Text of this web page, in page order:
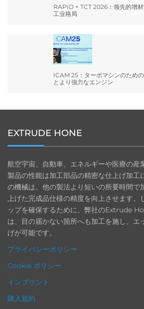
RAPID + TCT 2026：领先的增
工业格局
ICAM 25：ターボマシンのため
とより強力なエンジン
EXTRUDE HONE
航空宇宙、自動車、エネルギーや医療の産
製品の性能は加工部品の精密な仕上げ加工
の機械は、他の製法より短いの所要時間で
上げた完成品仕様の精度を向上させます。
ップを確保するために、弊社のExtrude
は、目の届かない箇所へも加工を施し、エ
げが可能です。
プライバシーポリシー
Cookie ポリシー
インプリント
購入規約